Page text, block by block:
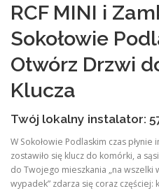
RCF MINI i
Sokołowie
Otwórz Drzwi
Klucza
Twój lokalny instalator:
W Sokołowie Podlaskim czas
zostawiło się klucz do komórki, a
do Twojego mieszkania „na wszelki
wypadek” zdarza się coraz częściej: